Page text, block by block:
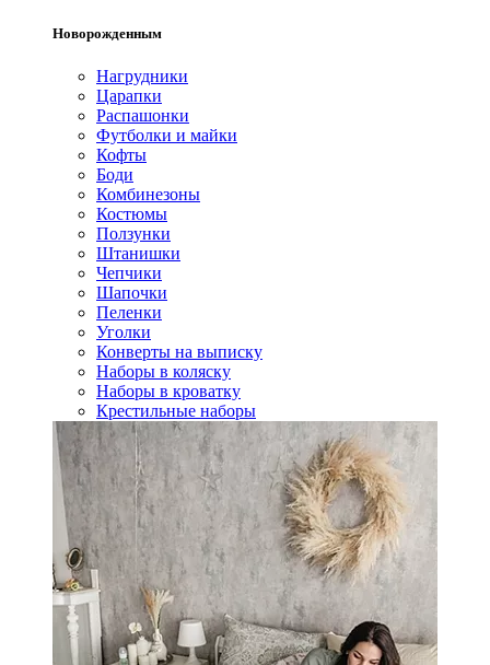
Новорожденным
Нагрудники
Царапки
Распашонки
Футболки и майки
Кофты
Боди
Комбинезоны
Костюмы
Ползунки
Штанишки
Чепчики
Шапочки
Пеленки
Уголки
Конверты на выписку
Наборы в коляску
Наборы в кроватку
Крестильные наборы